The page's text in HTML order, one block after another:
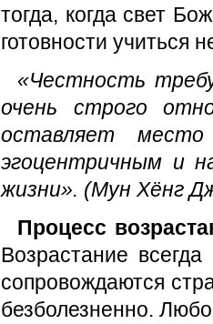
тогда, когда свет
готовности учиться
«Честность
очень строго
оставляет
эгоцентричным и
жизни». (Мун Хёнг
Процесс
Возрастание
сопровождаются
безболезненно.